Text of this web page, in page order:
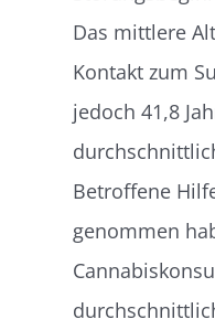
Das mittlere
Kontakt zum
jedoch 41,8
Betroffene
genommen